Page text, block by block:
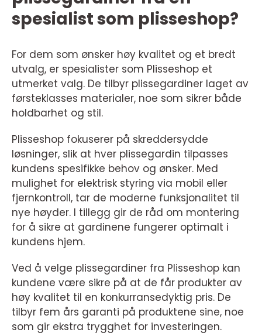
spesialist som plisseshop?
For dem som ønsker høy kvalitet og et bredt
utvalg, er spesialister som Plisseshop et
utmerket valg. De tilbyr plissegardiner laget av
førsteklasses materialer, noe som sikrer både
holdbarhet og stil.
Plisseshop fokuserer på skreddersydde
løsninger, slik at hver plissegardin tilpasses
kundens spesifikke behov og ønsker. Med
mulighet for elektrisk styring via mobil eller
fjernkontroll, tar de moderne funksjonalitet til
nye høyder. I tillegg gir de råd om montering
for å sikre at gardinene fungerer optimalt i
kundens hjem.
Ved å velge plissegardiner fra Plisseshop kan
kundene være sikre på at de får produkter av
høy kvalitet til en konkurransedyktig pris. De
tilbyr fem års garanti på produktene sine, noe
som gir ekstra trygghet for investeringen.